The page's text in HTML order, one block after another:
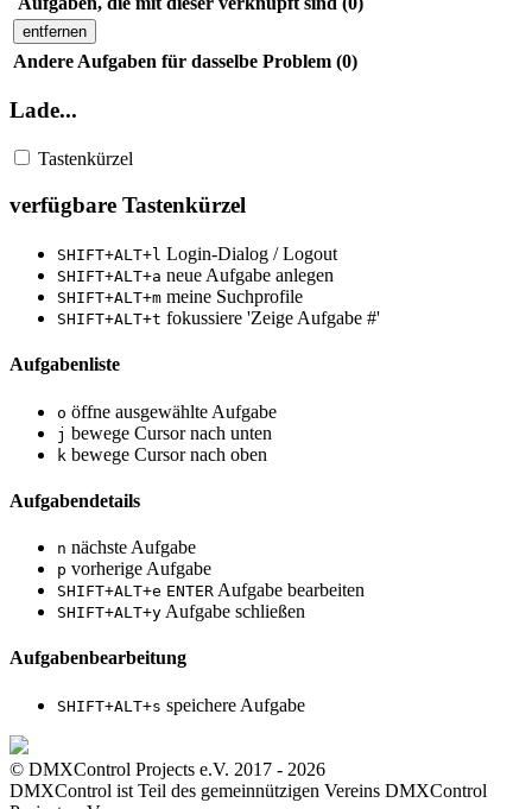
entfernen
Andere Aufgaben für dasselbe Problem (0)
Lade...
Tastenkürzel
verfügbare Tastenkürzel
SHIFT+ALT+l Login-Dialog / Logout
SHIFT+ALT+a neue Aufgabe anlegen
SHIFT+ALT+m meine Suchprofile
SHIFT+ALT+t fokussiere 'Zeige Aufgabe #'
Aufgabenliste
o öffne ausgewählte Aufgabe
j bewege Cursor nach unten
k bewege Cursor nach oben
Aufgabendetails
n nächste Aufgabe
p vorherige Aufgabe
SHIFT+ALT+e ENTER Aufgabe bearbeiten
SHIFT+ALT+y Aufgabe schließen
Aufgabenbearbeitung
SHIFT+ALT+s speichere Aufgabe
© DMXControl Projects e.V. 2017 - 2026
DMXControl ist Teil des gemein­nützigen Vereins DMXControl